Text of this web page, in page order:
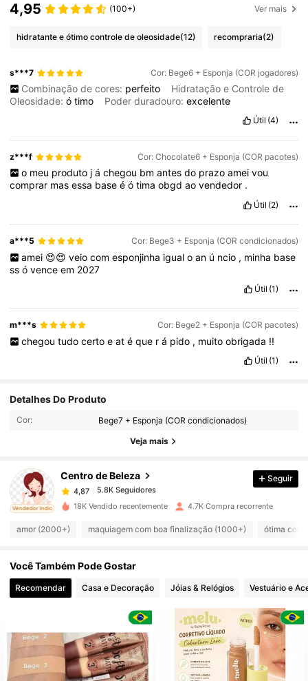
4,95 (100+) Ver mais
hidratante e ótimo controle de oleosidade(12) recompraria(2)
s***7 Cor: Bege6 + Esponja (COR jogadores)
Combinação de cores: perfeito
Hidratação e Controle de
Oleosidade:ótimo Poder duradouro:excelente
Útil (4)
z***f Cor: Chocolate6 + Esponja (COR pacotes)
o meu produto j á chegou bm antes do prazo amei vou
comprar masessa baseéótimaobgdaovendedor .
Útil (2)
a***5 Cor: Bege3 + Esponja (COR condicionados)
amei 😍😍 veio com esponjinha igual o an ú ncio , minha base
ssóvenceem 2027
Útil (1)
m***s Cor: Bege2 + Esponja (COR pacotes)
chegou tudo certo e at é que r á pido , muito obrigada !!
Útil (1)
Detalhes Do Produto
Cor: Bege7 + Esponja (COR condicionados)
Veja mais
Vendedor Indicado
Centro de Beleza
4,87 5.8K Seguidores
5.8K Seguidores
5.8K Seguidores
o***0 pago1 dia atrás
4,87 5.8K Seguidores
4,87 5.8K Seguidores
5.8K Seguidores
4,87 5.8K Seguidores
Seguir
18K Vendido recentemente 4.7K Compra recorrente
amor (2000+) maquiagem com boa finalização (1000+) ótima
Você Também Pode Gostar
Recomendar Casa e Decoração Jóias & Relógios Vestuário e